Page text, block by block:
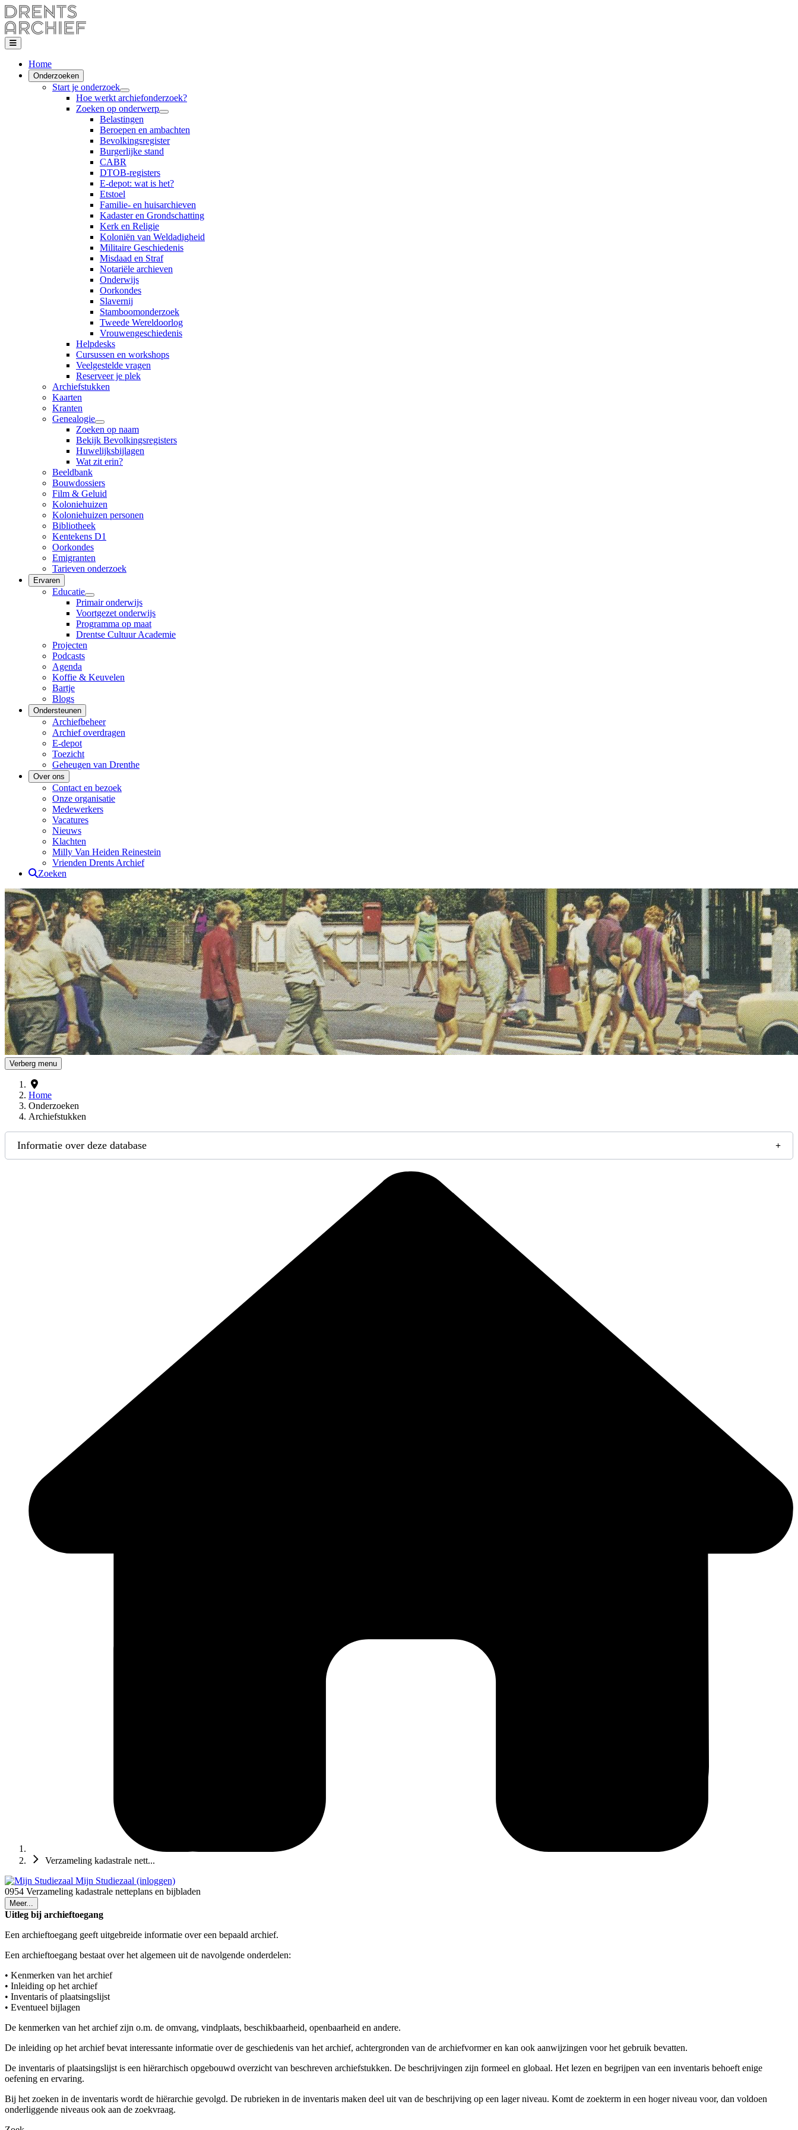
Home
Onderzoeken
Start je onderzoek
Hoe werkt archiefonderzoek?
Zoeken op onderwerp
Belastingen
Beroepen en ambachten
Bevolkingsregister
Burgerlijke stand
CABR
DTOB-registers
E-depot: wat is het?
Etstoel
Familie- en huisarchieven
Kadaster en Grondschatting
Kerk en Religie
Koloniën van Weldadigheid
Militaire Geschiedenis
Misdaad en Straf
Notariële archieven
Onderwijs
Oorkondes
Slavernij
Stamboomonderzoek
Tweede Wereldoorlog
Vrouwengeschiedenis
Helpdesks
Cursussen en workshops
Veelgestelde vragen
Reserveer je plek
Archiefstukken
Kaarten
Kranten
Genealogie
Zoeken op naam
Bekijk Bevolkingsregisters
Huwelijksbijlagen
Wat zit erin?
Beeldbank
Bouwdossiers
Film & Geluid
Koloniehuizen
Koloniehuizen personen
Bibliotheek
Kentekens D1
Oorkondes
Emigranten
Tarieven onderzoek
Ervaren
Educatie
Primair onderwijs
Voortgezet onderwijs
Programma op maat
Drentse Cultuur Academie
Projecten
Podcasts
Agenda
Koffie & Keuvelen
Bartje
Blogs
Ondersteunen
Archiefbeheer
Archief overdragen
E-depot
Toezicht
Geheugen van Drenthe
Over ons
Contact en bezoek
Onze organisatie
Medewerkers
Vacatures
Nieuws
Klachten
Milly Van Heiden Reinestein
Vrienden Drents Archief
Zoeken
Drents Archief
Verberg menu
Home
Onderzoeken
Archiefstukken
Informatie over deze database
Verzameling kadastrale nett...
Mijn Studiezaal (inloggen)
0954 Verzameling kadastrale netteplans en bijbladen
Meer...
Uitleg bij archieftoegang
Een archieftoegang geeft uitgebreide informatie over een bepaald archief.
Een archieftoegang bestaat over het algemeen uit de navolgende onderdelen:
• Kenmerken van het archief
• Inleiding op het archief
• Inventaris of plaatsingslijst
• Eventueel bijlagen
De kenmerken van het archief zijn o.m. de omvang, vindplaats, beschikbaarheid, openbaarheid en andere.
De inleiding op het archief bevat interessante informatie over de geschiedenis van het archief, achtergronden van de archiefvormer en kan ook aanwijzingen voor het gebruik bevatten.
De inventaris of plaatsingslijst is een hiërarchisch opgebouwd overzicht van beschreven archiefstukken. De beschrijvingen zijn formeel en globaal. Het lezen en begrijpen van een inventaris behoeft enige
oefening en ervaring.
Bij het zoeken in de inventaris wordt de hiërarchie gevolgd. De rubrieken in de inventaris maken deel uit van de beschrijving op een lager niveau. Komt de zoekterm in een hoger niveau voor, dan voldoen
onderliggende niveaus ook aan de zoekvraag.